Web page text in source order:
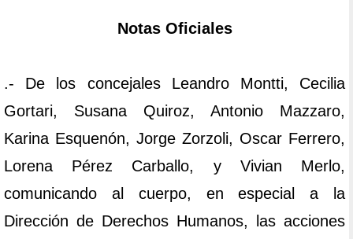
Notas Oficiales
.- De los concejales Leandro Montti, Cecilia
Gortari, Susana Quiroz, Antonio Mazzaro,
Karina Esquenón, Jorge Zorzoli, Oscar Ferrero,
Lorena Pérez Carballo, y Vivian Merlo,
comunicando al cuerpo, en especial a la
Dirección de Derechos Humanos, las acciones